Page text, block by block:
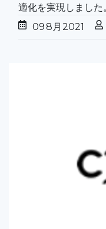
適化を実現しました
098月 2021